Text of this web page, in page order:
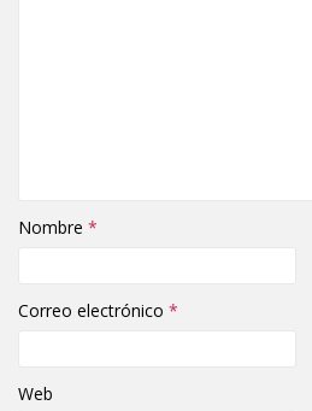
Nombre *
Correo electrónico *
Web